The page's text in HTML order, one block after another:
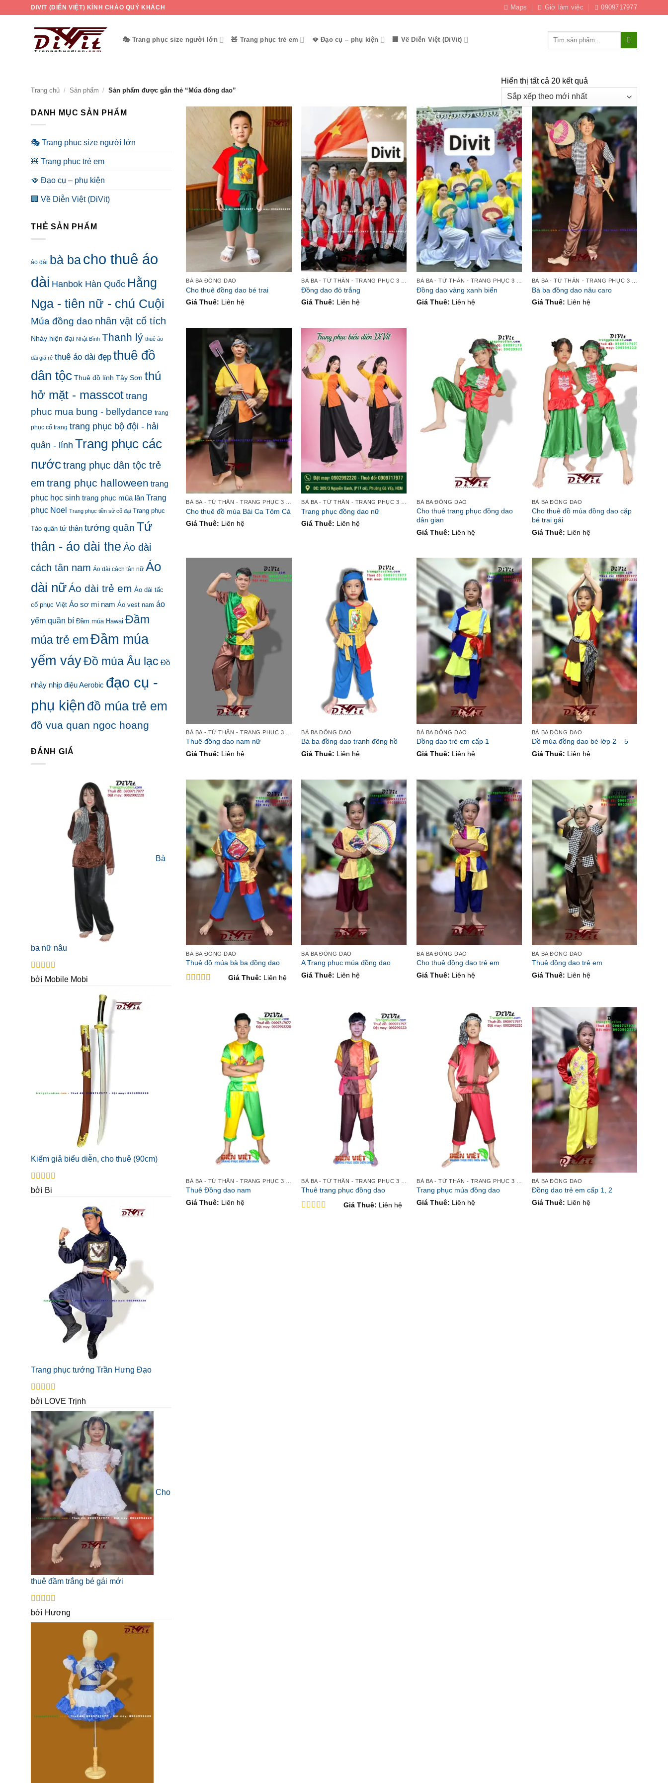
DIVIT (DIỄN VIỆT) KÍNH CHÀO QUÝ KHÁCH Maps Giờ làm việc 0909717977
🎭 Trang phục size người lớn 🧸 Trang phục trẻ em 🪭 Đạo cụ – phụ kiện 🏢 Về Diễn Việt (DiVit)
Trang chủ / Sản phẩm / Sản phẩm được gắn thẻ “Múa đồng dao”
Hiển thị tất cả 20 kết quảĐã
sắp
xếp
theo
mới
nhất
DANH MỤC SẢN PHẨM
🎭 Trang phục size người lớn
🧸 Trang phục trẻ em
🪭 Đạo cụ – phụ kiện
🏢 Về Diễn Việt (DiVit)
THẺ SẢN PHẨM
áo dài bà bacho thuê áo
dài Hanbok Hàn Quốc Hằng
Nga - tiên nữ - chú Cuội
Múa đồng dao nhân vật cổ tích
Nhảy hiện đại Nhật Bình Thanh lý thuê áo
dài giá rẻ thuê áo dài đẹp thuê đồ
dân tộc Thuê đồ lính Tây Sơn thú
hở mặt - masscottrang
phuc mua bung - bellydance trang
phục cổ trang trang phục bộ đội - hải
quân - lính Trang phục các
nướctrang phục dân tộc trẻ
em trang phục halloween trang
phục học sinh trang phục múa lân Trang
phục Noel
Trang phục tiền sử cổ đại Trang phục
Táo quân tứ thân tướng quân Tứ
thân - áo dài the Áo dài
cách tân nam Áo dài cách tân nữ Áo
dài nữÁo dài trẻ em Áo dài tấc
cổ phục Việt Áo sơ mi nam Áo vest nam áo
yếm quần bí Đầm múa Hawai Đầm
múa trẻ emĐầm múa
yếm váyĐồ múa Âu lạc Đồ
nhảy nhịp điệu Aerobic đạo cụ -
phụ kiện đồ múa trẻ em
đồ vua quan ngoc hoang
ĐÁNH GIÁ
Bà
ba nữ nâu
Được xếp
bởi Mobile Mobi
Kiếm giả biểu diễn, cho thuê (90cm)
Được xếp
bởi Bi
Trang phục tướng Trần Hưng Đạo
Được xếp
bởi LOVE Trịnh
Cho
thuê đầm trắng bé gái mới
Được xếp
hạng 55 sao
bởi Hương
BÀ BA ĐỒNG DAO
Cho thuê đồng dao bé trai
Giá Thuê: Liên hệ
Đồng dao đỏ trắng
Giá Thuê: Liên hệ
Đồng dao vàng xanh biển
Giá Thuê: Liên hệ
Bà ba đồng dao nâu caro
Giá Thuê: Liên hệ
BÀ BA - TỨ THÂN - TRANG PHỤC 3 MIỀN
Cho thuê đồ múa Bài Ca Tôm Cá
Giá Thuê: Liên hệ
BÀ BA - TỨ THÂN - TRANG PHỤC 3 MIỀN
Trang phục đồng dao nữ
Giá Thuê: Liên hệ
BÀ BA ĐỒNG DAO
Cho thuê trang phục đồng dao
dân gian
Giá Thuê: Liên hệ
BÀ BA ĐỒNG DAO
Cho thuê đồ múa đồng dao cặp
bé trai gái
Giá Thuê: Liên hệ
Thuê đồng dao nam nữ
Giá Thuê: Liên hệ
BÀ BA ĐỒNG DAO
Bà ba đồng dao tranh đông hồ
Giá Thuê: Liên hệ
BÀ BA ĐỒNG DAO
Đồng dao trẻ em cấp 1
Giá Thuê: Liên hệ
BÀ BA ĐỒNG DAO
Đồ múa đồng dao bé lớp 2 – 5
Giá Thuê: Liên hệ
BÀ BA ĐỒNG DAO
Thuê đồ múa bà ba đồng dao
Giá Thuê: Liên hệ
BÀ BA ĐỒNG DAO
A Trang phục múa đồng dao
Giá Thuê: Liên hệ
BÀ BA ĐỒNG DAO
Cho thuê đồng dao trẻ em
Giá Thuê: Liên hệ
BÀ BA ĐỒNG DAO
Thuê đồng dao trẻ em
Giá Thuê: Liên hệ
Thuê Đồng dao nam
Giá Thuê: Liên hệ
Thuê trang phục đồng dao
Giá Thuê: Liên hệ
Trang phục múa đồng dao
Giá Thuê: Liên hệ
BÀ BA ĐỒNG DAO
Đồng dao trẻ em cấp 1, 2
Giá Thuê: Liên hệ